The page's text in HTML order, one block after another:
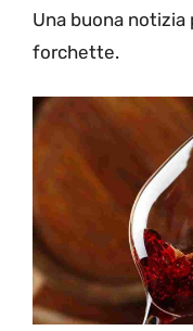
Una buona
forchette.